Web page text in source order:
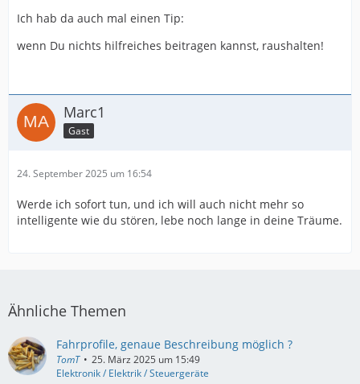
Ich hab da auch mal einen Tip:
wenn Du nichts hilfreiches beitragen kannst, raushalten!
Marc1
Gast
24. September 2025 um 16:54
Werde ich sofort tun, und ich will auch nicht mehr so
intelligente wie du stören, lebe noch lange in deine Träume.
Ähnliche Themen
Fahrprofile, genaue Beschreibung möglich ?
TomT
25. März 2025 um 15:49
Elektronik / Elektrik / Steuergeräte